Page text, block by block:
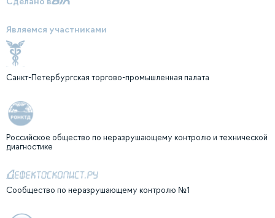
Являемся участниками
Санкт-Петербургская торгово-промышленная палата
Российское общество по неразрушающему контролю и технической
диагностике
Сообщество по неразрушающему контролю №1